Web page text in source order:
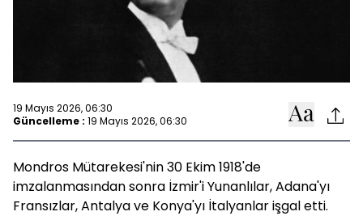
19 Mayıs 2026, 06:30
Güncelleme : 19 Mayıs 2026, 06:30
Mondros Mütarekesi'nin 30 Ekim 1918'de
imzalanmasından sonra İzmir'i Yunanlılar, Adana'yı
Fransızlar, Antalya ve Konya'yı İtalyanlar işgal etti.